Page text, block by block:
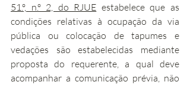
51.º, n.º 2, do RJUE estabelece que as
condições relativas à ocupação da via
pública ou colocação de tapumes e
vedações são estabelecidas mediante
proposta do requerente, a qual deve
acompanhar a comunicação prévia, não